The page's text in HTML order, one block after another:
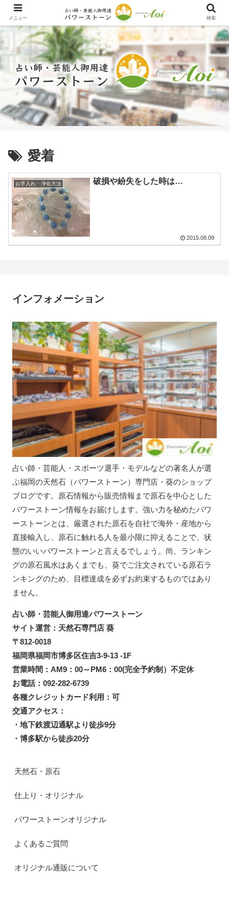
愛着
お手入れ・浄化方法 破損や紛失をした時は…
2015.08.09
インフォメーション
占い師・芸能人・スポーツ選手・モデルなどの著名人が選
ぶ福岡の天然石（パワーストーン）専門店・葵のショップ
ブログです。原石情報から販売情報まで原石を中心とした
パワーストーン情報をお届けします。強い力を秘めたパワ
ーストーンとは、厳選された原石を自社で海外・産地から
直接輸入し、原石に触れる人を最小限に抑えることで、状
態のいいパワーストーンと言えるでしょう。尚、ランキン
グの原石風水はあくまでも、葵でご注文されている原石ラ
ンキングのため、目標達成を必ずお約束するものではあり
ません。
占い師・芸能人御用達パワーストーン
サイト運営：天然石専門店 葵
〒812-0018
福岡県福岡市博多区住吉3-9-13 -1F
営業時間：AM9：00～PM6：00(完全予約制）不定休
お電話：092-282-6739
各種クレジットカード利用：可
交通アクセス：
・地下鉄渡辺通駅より徒歩9分
・博多駅から徒歩20分
天然石・原石
仕上り・オリジナル
パワーストーンオリジナル
よくあるご質問
オリジナル通販について
メニュー 検索